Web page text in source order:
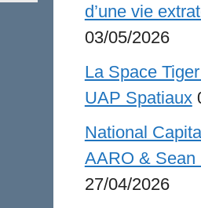
d’une vie
03/05/2026
La Space
UAP Spatiaux
National
AARO & Sean
27/04/2026